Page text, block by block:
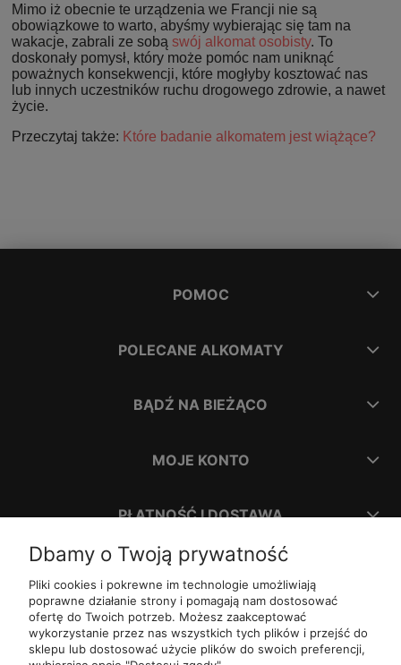
Mimo iż obecnie te urządzenia we Francji nie są
obowiązkowe to warto, abyśmy wybierając się tam na
wakacje, zabrali ze sobą swój alkomat osobisty. To
doskonały pomysł, który może pomóc nam uniknąć
poważnych konsekwencji, które mogłyby kosztować nas
lub innych uczestników ruchu drogowego zdrowie, a nawet
życie.
Przeczytaj także: Które badanie alkomatem jest wiążące?
POMOC
POLECANE ALKOMATY
BĄDŹ NA BIEŻĄCO
MOJE KONTO
PŁATNOŚĆ I DOSTAWA
INFORMACJE
O NAS
Dbamy o Twoją prywatność
Pliki cookies i pokrewne im technologie umożliwiają
poprawne działanie strony i pomagają nam dostosować
ofertę do Twoich potrzeb. Możesz zaakceptować
wykorzystanie przez nas wszystkich tych plików i przejść do
sklepu lub dostosować użycie plików do swoich preferencji,